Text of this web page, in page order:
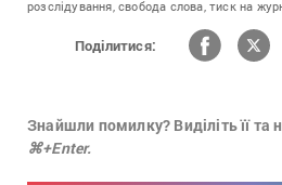
розслідування, свобода слова, тиск на
Поділитися:
Знайшли помилку? Виділіть її та
⌘+Enter.